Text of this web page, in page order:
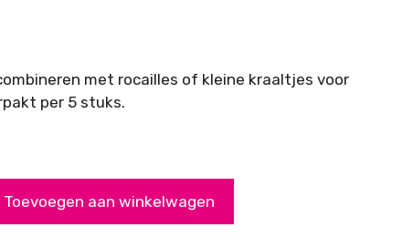
met rocailles of kleine kraaltjes voor
per 5 stuks.
Toevoegen aan winkelwagen